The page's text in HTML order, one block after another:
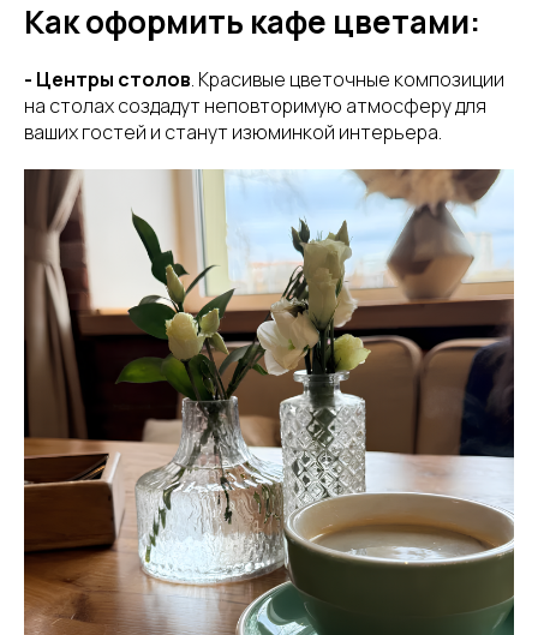
Как оформить кафе цветами:
- Центры столов. Красивые цветочные композиции
на столах создадут неповторимую атмосферу для
ваших гостей и станут изюминкой интерьера.